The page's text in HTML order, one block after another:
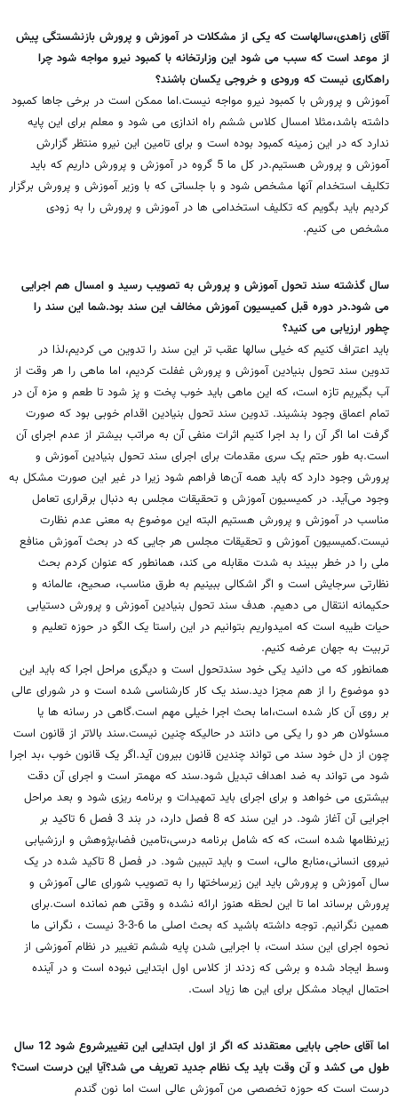
آقای زاهدی،سالهاست که یکی از مشکلات در آموزش و پرورش بازنشستگی پیش
از موعد است که سبب می شود این وزارتخانه با کمبود نیرو مواجه شود چرا
راهکاری نیست که ورودی و خروجی یکسان باشند؟
آموزش و پرورش با کمبود نیرو مواجه نیست.اما ممکن است در برخی جاها کمبود
داشته باشد،مثلا امسال کلاس ششم راه اندازی می شود و معلم برای این پایه
ندارد که در این زمینه کمبود بوده است و برای تامین این نیرو منتظر گزارش
آموزش و پرورش هستیم.در کل ما 5 گروه در آموزش و پرورش داریم که باید
تکلیف استخدام آنها مشخص شود و با جلساتی که با وزیر آموزش و پرورش برگزار
کردیم باید بگویم که تکلیف استخدامی ها در آموزش و پرورش را به زودی
مشخص می کنیم.
سال گذشته سند تحول آموزش و پرورش به تصویب رسید و امسال هم اجرایی
می شود.در دوره قبل کمیسیون آموزش مخالف این سند بود.شما این سند را
چطور ارزیابی می کنید؟
باید اعتراف کنیم که خیلی سالها عقب تر این سند را تدوین می کردیم،لذا در
تدوین سند تحول بنیادین آموزش و پرورش غفلت کردیم، اما ماهی را هر وقت از
آب بگیریم تازه است، که این ماهی باید خوب پخت و پز شود تا طعم و مزه آن در
تمام اعماق وجود بنشیند. تدوین سند تحول بنیادین اقدام خوبی بود که صورت
گرفت اما اگر آن را بد اجرا کنیم اثرات منفی آن به مراتب بیشتر از عدم اجرای آن
است.به طور حتم یک سری مقدمات برای اجرای سند تحول بنیادین آموزش و
پرورش وجود دارد که باید همه آن‌ها فراهم شود زیرا در غیر این صورت مشکل به
وجود می‌آید. در کمیسیون آموزش و تحقیقات مجلس به دنبال برقراری تعامل
مناسب در آموزش و پرورش هستیم البته این موضوع به معنی عدم نظارت
نیست.کمیسیون آموزش و تحقیقات مجلس هر جایی که در بحث آموزش منافع
ملی را در خطر ببیند به شدت مقابله می کند، همانطور که عنوان کردم بحث
نظارتی سرجایش است و اگر اشکالی ببینیم به طرق مناسب، صحیح، عالمانه و
حکیمانه انتقال می دهیم. هدف سند تحول بنیادین آموزش و پرورش دستیابی
حیات طیبه است که امیدواریم بتوانیم در این راستا یک الگو در حوزه تعلیم و
تربیت به جهان عرضه کنیم.
همانطور که می دانید یکی خود سندتحول است و دیگری مراحل اجرا که باید این
دو موضوع را از هم مجزا دید.سند یک کار کارشناسی شده است و در شورای عالی
بر روی آن کار شده است،اما بحث اجرا خیلی مهم است.گاهی در رسانه ها یا
مسئولان هر دو را یکی می دانند در حالیکه چنین نیست.سند بالاتر از قانون است
چون از دل خود سند می تواند چندین قانون بیرون آید.اگر یک قانون خوب ،بد اجرا
شود می تواند به ضد اهداف تبدیل شود.سند که مهمتر است و اجرای آن دقت
بیشتری می خواهد و برای اجرای باید تمهیدات و برنامه ریزی شود و بعد مراحل
اجرایی آن آغاز شود. در این سند که 8 فصل دارد، در بند 3 فصل 6 تاکید بر
زیرنظامها شده است، که که شامل برنامه درسی،تامین فضا،پژوهش و ارزشیابی
نیروی انسانی،منابع مالی، است و باید تببین شود. در فصل 8 تاکید شده در یک
سال آموزش و پرورش باید این زیرساختها را به تصویب شورای عالی آموزش و
پرورش برساند اما تا این لحظه هنوز ارائه نشده و وقتی هم نمانده است.برای
همین نگرانیم. توجه داشته باشید که بحث اصلی ما 6-3-3 نیست ، نگرانی ما
نحوه اجرای این سند است، با اجرایی شدن پایه ششم تغییر در نظام آموزشی از
وسط ایجاد شده و برشی که زدند از کلاس اول ابتدایی نبوده است و در آینده
احتمال ایجاد مشکل برای این ها زیاد است.
اما آقای حاجی بابایی معتقدند که اگر از اول ابتدایی این تغییرشروع شود 12 سال
طول می کشد و آن وقت باید یک نظام جدید تعریف می شد؟آیا این درست است؟
درست است که حوزه تخصصی من آموزش عالی است اما نون گندم